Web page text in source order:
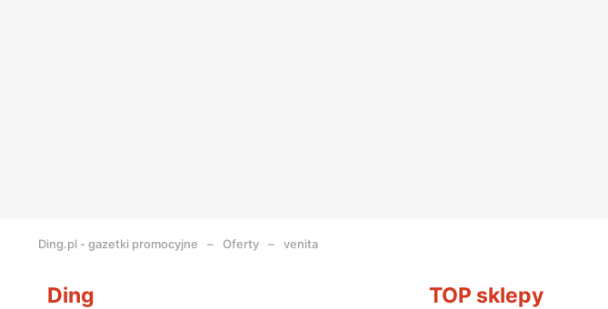
Ding.pl - gazetki promocyjne Oferty venita
Ding TOP sklepy